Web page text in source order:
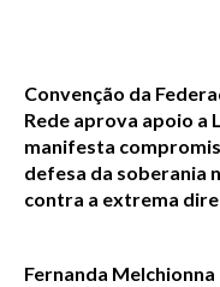
Convenção da
Rede aprova apoio a
manifesta
defesa da soberania
contra a extrema
Fernanda Melchionna